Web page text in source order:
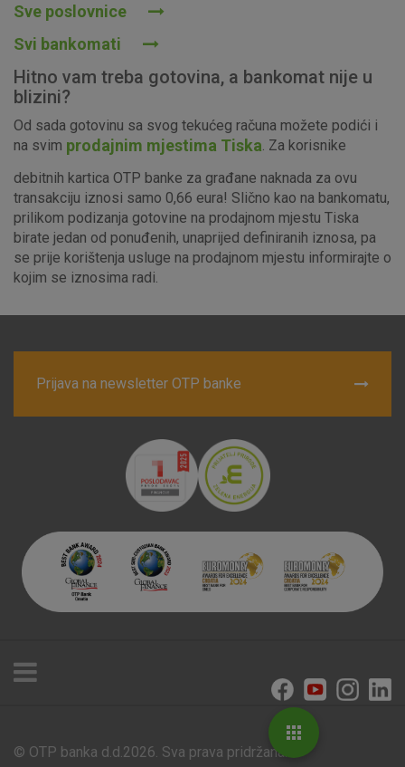
Sve poslovnice
Svi bankomati
Hitno vam treba gotovina, a bankomat nije u
blizini?
Od sada gotovinu sa svog tekućeg računa možete podići i
na svim prodajnim mjestima Tiska . Za korisnike
debitnih kartica OTP banke za građane naknada za ovu
transakciju iznosi samo 0,66 eura! Slično kao na bankomatu,
prilikom podizanja gotovine na prodajnom mjestu Tiska
birate jedan od ponuđenih, unaprijed definiranih iznosa, pa
se prije korištenja usluge na prodajnom mjestu informirajte o
kojim se iznosima radi.
Prijava na newsletter OTP banke
Poslovnice i bankomati
© OTP banka d.d.2026. Sva prava pridržana.
Ovi kolačići nužni su za funkcioniranje internetske stranice i
postavljaju kao odgovor na vaše radnje koje uključuju zahtjev
za uslugama, kao što su postavke kolačića. Svoj preglednik
o njima, ali u tom slučaju neki dijelovi stranice neće raditi. Ti
kolačići ne pohranjuju nikakve informacije koje bi vas mogle
identificirati.
Detaljnije informacije o kolačićima